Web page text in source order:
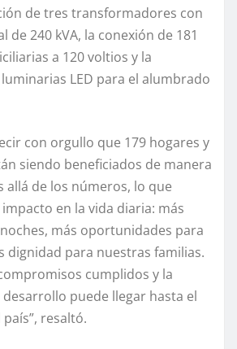
de tres transformadores con
de 240 kVA, la conexión de 181
a 120 voltios y la
LED para el alumbrado
con orgullo que 179 hogares y
siendo beneficiados de manera
allá de los números, lo que
en la vida diaria: más
más oportunidades para
dignidad para nuestras familias.
cumplidos y la
puede llegar hasta el
resaltó.